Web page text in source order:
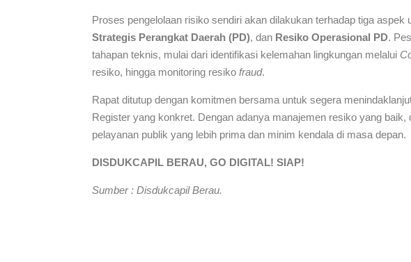
Proses pengelolaan risiko sendiri akan dilakukan terhadap tiga aspek
Strategis Perangkat Daerah (PD), dan Resiko Operasional PD.
tahapan teknis, mulai dari identifikasi kelemahan lingkungan melalui
resiko, hingga monitoring resiko fraud.
Rapat ditutup dengan komitmen bersama untuk segera
Register yang konkret. Dengan adanya manajemen resiko yang
pelayanan publik yang lebih prima dan minim kendala di masa depan.
DISDUKCAPIL BERAU, GO DIGITAL! SIAP!
Sumber : Disdukcapil Berau.